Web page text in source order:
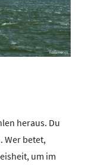
heraus. Du
Wer betet,
um im